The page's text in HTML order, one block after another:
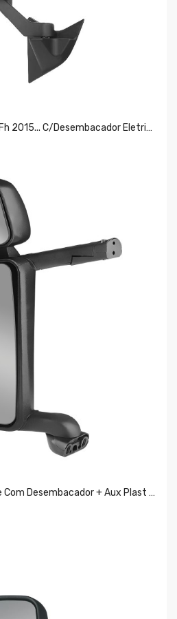
Espelho Completo Volvo Fh 2015... C/desembacador Eletrico Le Er243
Espelho Scania 124 S4 Le Com Desembacador + Aux Plast Er174/fb1513